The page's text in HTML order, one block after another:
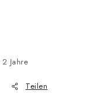
2 Jahre
Teilen